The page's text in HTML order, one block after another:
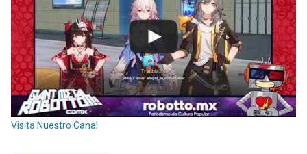
Visita Nuestro Canal